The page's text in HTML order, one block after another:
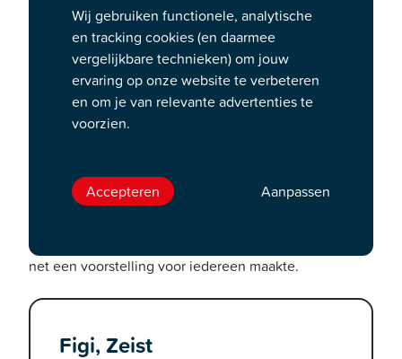
eenzaamheid in één
adembenemende show
Micha Wertheim maakt, te laat, eindelijk een
show waarin iedereen zal lachen, iedereen zal naar
adem happen, iedereen zal weer even eenzaam naar
dankbaar zijn dat Micha Wertheim op dat moment nog
net een voorstelling voor iedereen maakte.
Figi, Zeist
Wij gebruiken functionele, analytische
en tracking cookies (en daarmee
vergelijkbare technieken) om jouw
ervaring op onze website te verbeteren
en om je van relevante advertenties te
voorzien.
Accepteren Aanpassen